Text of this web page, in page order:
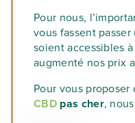
Pour nous,
vous fassent
soient accessibles
augmenté nos prix
Pour vous
CBDpas cher,